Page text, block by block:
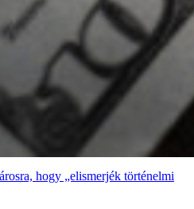
hogy „elismerjék történelmi